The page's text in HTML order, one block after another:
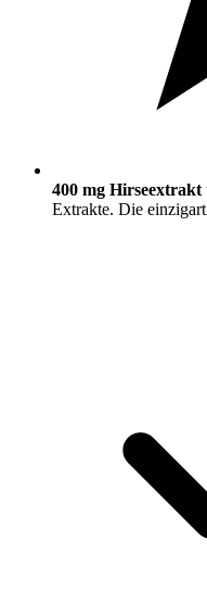
400 mg Hirseextrakt
Extrakte. Die